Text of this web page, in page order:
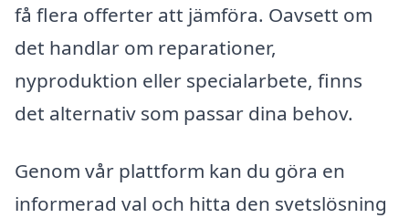
få flera offerter att jämföra. Oavsett om
det handlar om reparationer,
nyproduktion eller specialarbete, finns
det alternativ som passar dina behov.
Genom vår plattform kan du göra en
informerad val och hitta den svetslösning